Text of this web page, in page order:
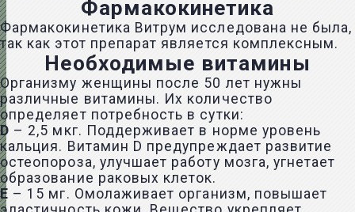
Фармакокинетика
Фармакокинетика Витрум исследована не была,
так как этот препарат является комплексным.
Необходимые витамины
Организму женщины после 50 лет нужны
различные витамины. Их количество
определяет потребность в сутки:
D – 2,5 мкг. Поддерживает в норме уровень
кальция. Витамин D предупреждает развитие
остеопороза, улучшает работу мозга, угнетает
образование раковых клеток.
Е – 15 мг. Омолаживает организм, повышает